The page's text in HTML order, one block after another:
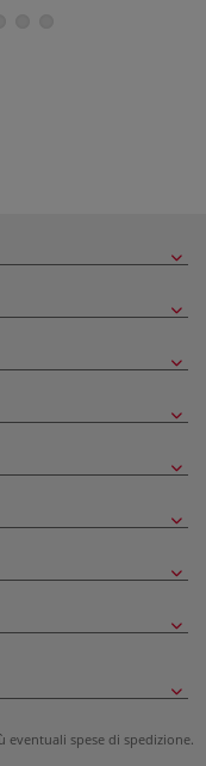
eventuali spese di spedizione.